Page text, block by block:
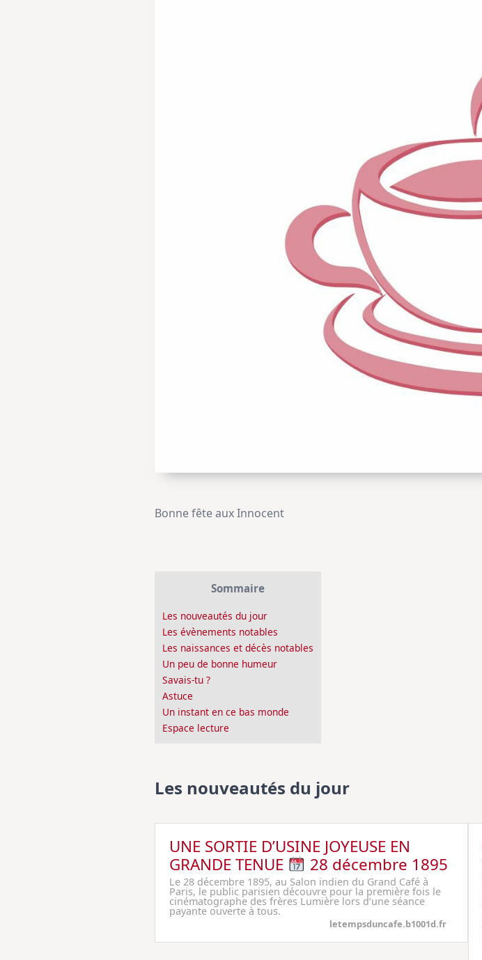
Bonne fête aux Innocent
Sommaire
Les nouveautés du jour
Les évènements notables
Les naissances et décès notables
Un peu de bonne humeur
Savais-tu ?
Astuce
Un instant en ce bas monde
Espace lecture
Les nouveautés du jour
UNE SORTIE D’USINE JOYEUSE EN
GRANDE TENUE
28 décembre 1895
Le 28 décembre 1895, au Salon indien du Grand Café à
Paris, le public parisien découvre pour la première fois le
cinématographe des frères Lumière lors d’une séance
payante ouverte à tous.
letempsduncafe.b1001d.fr